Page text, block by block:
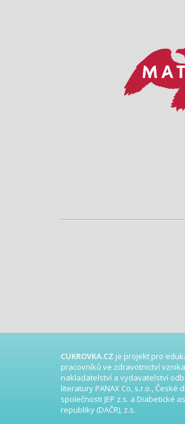
CUKROVKA.CZ je projekt pro
pracovníků ve zdravotnictví
nakladatelství a vydavatelství
literatury PANAX Co, s.r.o., České
společnosti JEP z.s. a Diabetické
republiky (DAČR), z.s.